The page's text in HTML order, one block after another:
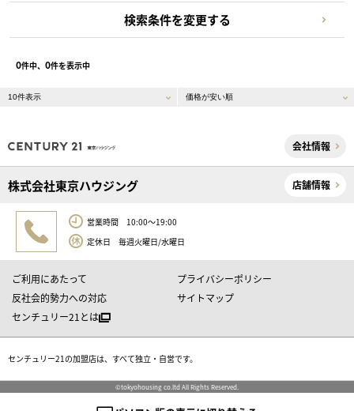
検索条件を変更する
0件中、 0件を表示中
会社情報
株式会社東京ハウジング 店舗情報
営業時間 10:00～19:00
定休日 毎週火曜日/水曜日
ご利用にあたって
プライバシーポリシー
反社会的勢力への対応
サイトマップ
センチュリー21とは
センチュリー21の加盟店は、すべて独立・自営です。
©tokyohousing co.ltd All Rights Reserved.